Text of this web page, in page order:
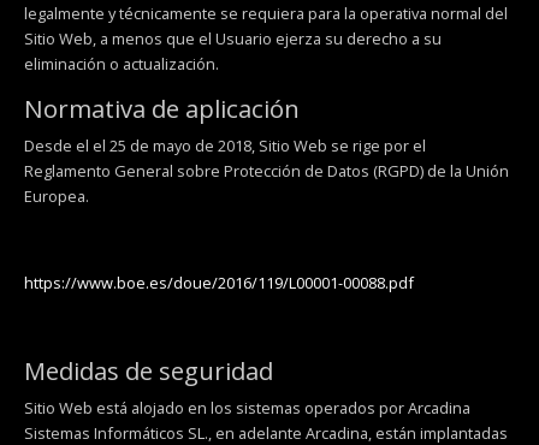
legalmente y técnicamente se requiera para la operativa normal del
Sitio Web, a menos que el Usuario ejerza su derecho a su
eliminación o actualización.
Normativa de aplicación
Desde el el 25 de mayo de 2018, Sitio Web se rige por el
Reglamento General sobre Protección de Datos (RGPD) de la Unión
Europea.
https://www.boe.es/doue/2016/119/L00001-00088.pdf
Medidas de seguridad
Sitio Web está alojado en los sistemas operados por Arcadina
Sistemas Informáticos SL., en adelante Arcadina, están implantadas